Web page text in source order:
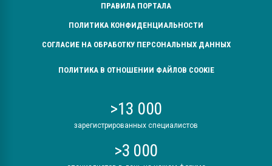
ПРАВИЛА ПОРТАЛА
ПОЛИТИКА КОНФИДЕНЦИАЛЬНОСТИ
СОГЛАСИЕ НА ОБРАБОТКУ ПЕРСОНАЛЬНЫХ ДАННЫХ
ПОЛИТИКА В ОТНОШЕНИИ ФАЙЛОВ COOKIE
>13 000
зарегистрированных специалистов
>3 000